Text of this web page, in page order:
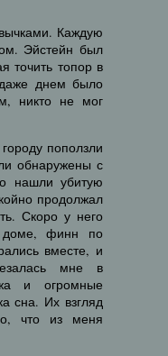
Каждую
Эйстейн был
точить топор в
днем было
никто не мог
поползли
обнаружены с
нашли убитую
продолжал
Скоро у него
доме, финн по
вместе, и
мне в
и огромные
сна. Их взгляд
что из меня